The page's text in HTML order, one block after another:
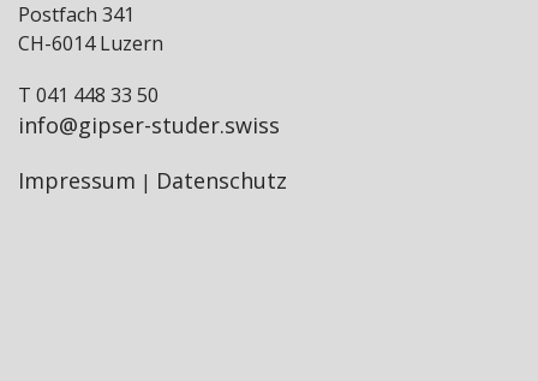
Postfach 341
CH-6014 Luzern
T 041 448 33 50
info@gipser-studer.swiss
Impressum | Datenschutz